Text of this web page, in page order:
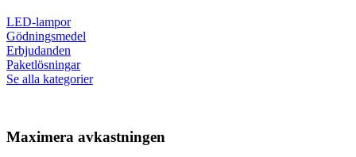
LED-lampor
Gödningsmedel
Erbjudanden
Paketlösningar
Se alla kategorier
Maximera avkastningen